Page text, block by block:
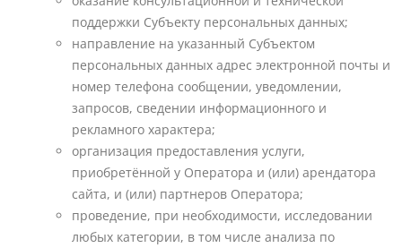
поддержки Субъекту персональных данных;
направление на указанный Субъектом
персональных данных адрес электронной почты и
номер телефона сообщении, уведомлении,
запросов, сведении информационного и
рекламного характера;
организация предоставления услуги,
приобретённой у Оператора и (или) арендатора
сайта, и (или) партнеров Оператора;
проведение, при необходимости, исследовании
любых категории, в том числе анализа по